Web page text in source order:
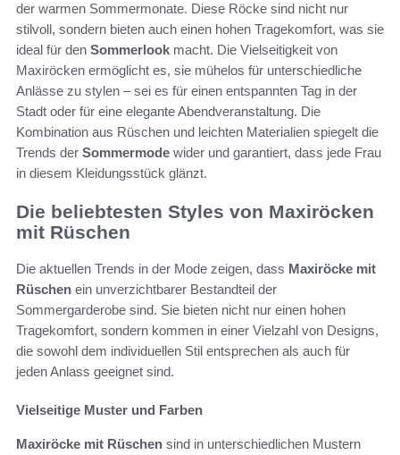
der warmen Sommermonate. Diese Röcke sind nicht nur
stilvoll, sondern bieten auch einen hohen Tragekomfort, was sie
ideal für den Sommerlook macht. Die Vielseitigkeit von
Maxiröcken ermöglicht es, sie mühelos für unterschiedliche
Anlässe zu stylen – sei es für einen entspannten Tag in der
Stadt oder für eine elegante Abendveranstaltung. Die
Kombination aus Rüschen und leichten Materialien spiegelt die
Trends der Sommermode wider und garantiert, dass jede Frau
in diesem Kleidungsstück glänzt.
Die beliebtesten Styles von Maxiröcken
mit Rüschen
Die aktuellen Trends in der Mode zeigen, dass Maxiröcke mit
Rüschen ein unverzichtbarer Bestandteil der
Sommergarderobe sind. Sie bieten nicht nur einen hohen
Tragekomfort, sondern kommen in einer Vielzahl von Designs,
die sowohl dem individuellen Stil entsprechen als auch für
jeden Anlass geeignet sind.
Vielseitige Muster und Farben
Maxiröcke mit Rüschen sind in unterschiedlichen Mustern